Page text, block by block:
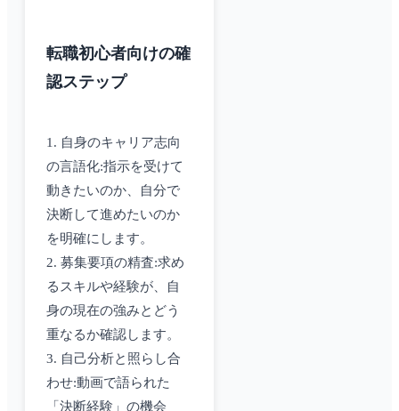
転職初心者向けの確
認ステップ
1. 自身のキャリア志向
の言語化:指示を受けて
動きたいのか、自分で
決断して進めたいのか
を明確にします。
2. 募集要項の精査:求め
るスキルや経験が、自
身の現在の強みとどう
重なるか確認します。
3. 自己分析と照らし合
わせ:動画で語られた
「決断経験」の機会